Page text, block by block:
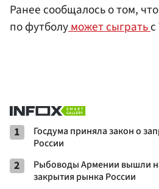
Ранее сообщалось о том,
по футболуможет сыграть
1
Госдума приняла закон о
России
2
Рыбоводы Армении вышли
закрытия рынка России